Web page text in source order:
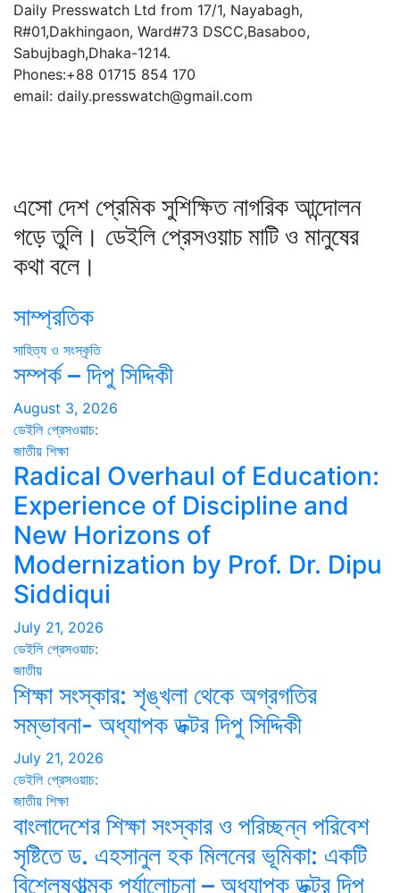
Daily Presswatch Ltd from 17/1, Nayabagh,
R#01,Dakhingaon, Ward#73 DSCC,Basaboo,
Sabujbagh,Dhaka-1214.
Phones:+88 01715 854 170
email: daily.presswatch@gmail.com
এসো দেশ প্রেমিক সুশিক্ষিত নাগরিক আন্দোলন
গড়ে তুলি। ডেইলি প্রেসওয়াচ মাটি ও মানুষের
কথা বলে।
সাম্প্রতিক
সাহিত্য ও সংস্কৃতি
সম্পর্ক – দিপু সিদ্দিকী
August 3, 2026
ডেইলি প্রেসওয়াচ:
জাতীয় শিক্ষা
Radical Overhaul of Education:
Experience of Discipline and
New Horizons of
Modernization by Prof. Dr. Dipu
Siddiqui
July 21, 2026
ডেইলি প্রেসওয়াচ:
জাতীয়
শিক্ষা সংস্কার: শৃঙ্খলা থেকে অগ্রগতির
সম্ভাবনা- অধ্যাপক ডক্টর দিপু সিদ্দিকী
July 21, 2026
ডেইলি প্রেসওয়াচ:
জাতীয় শিক্ষা
বাংলাদেশের শিক্ষা সংস্কার ও পরিচ্ছন্ন পরিবেশ
সৃষ্টিতে ড. এহসানুল হক মিলনের ভূমিকা: একটি
বিশ্লেষণাত্মক পর্যালোচনা – অধ্যাপক ডক্টর দিপু